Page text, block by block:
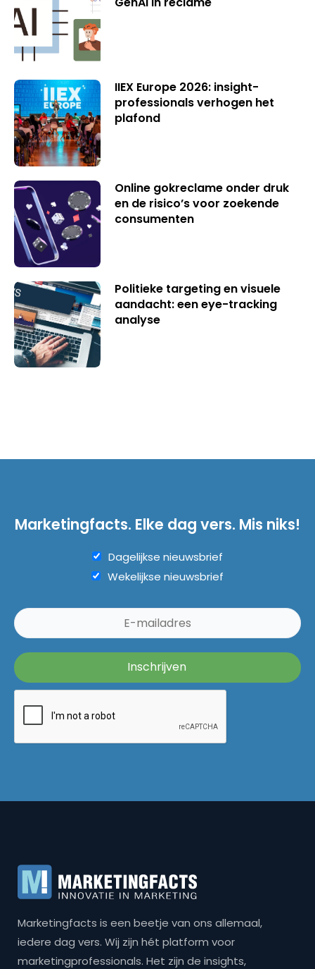
IIEX Europe 2026: insight-
professionals verhogen het
plafond
Online gokreclame onder druk
en de risico’s voor zoekende
consumenten
Politieke targeting en visuele
aandacht: een eye-tracking
analyse
Marketingfacts. Elke dag vers. Mis niks!
Dagelijkse nieuwsbrief
Wekelijkse nieuwsbrief
Marketingfacts is een beetje van ons allemaal,
iedere dag vers. Wij zijn hét platform voor
marketingprofessionals. Het zijn de insights,